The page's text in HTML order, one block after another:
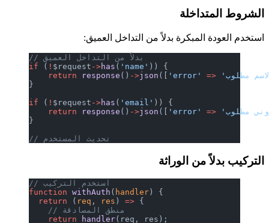
الشروط المتداخلة
استخدم العودة المبكرة بدلاً من التداخل العميق:
// بدلاً من التداخل العميق
if
( ! $request->has ( 'name' )) {
    return
response ()-> json ([ 'error' =>
if
( ! $request->has ( 'email' )) {
    return
response ()-> json ([ 'error' =>
// تحديث المستخدم
التركيب بدلاً من الوراثة
// استخدم التركيب
function withAuth (handler
) {
  return
(req , res ) => {
    // منطق المصادقة
    return
handler (req, res);